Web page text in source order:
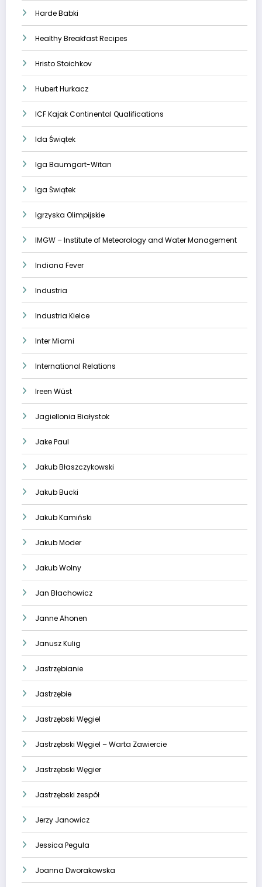
Harde Babki
Healthy Breakfast Recipes
Hristo Stoichkov
Hubert Hurkacz
ICF Kajak Continental Qualifications
Ida Świątek
Iga Baumgart-Witan
Iga Świątek
Igrzyska Olimpijskie
IMGW – Institute of Meteorology and Water Management
Indiana Fever
Industria
Industria Kielce
Inter Miami
International Relations
Ireen Wüst
Jagiellonia Białystok
Jake Paul
Jakub Błaszczykowski
Jakub Bucki
Jakub Kamiński
Jakub Moder
Jakub Wolny
Jan Błachowicz
Janne Ahonen
Janusz Kulig
Jastrzębianie
Jastrzębie
Jastrzębski Węgiel
Jastrzębski Węgiel – Warta Zawiercie
Jastrzębski Węgier
Jastrzębski zespół
Jerzy Janowicz
Jessica Pegula
Joanna Dworakowska